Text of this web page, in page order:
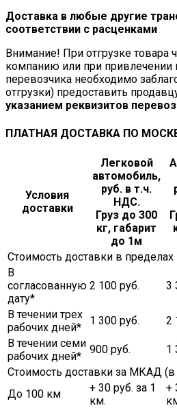
Доставка в любые другие
соответствии с расценками
Внимание! При отгрузке товара
компанию или при привлечении
перевозчика необходимо
отгрузки) предоставить
указанием реквизитов
ПЛАТНАЯ ДОСТАВКА ПО
Условия
доставки
Легковой
автомобиль,
руб. в т.ч.
НДС.
Груз до 300
кг, габарит
до 1м
Стоимость доставки в
В
согласованную
дату*
2 100 руб. 3
В течении трех
рабочих дней*
1 300 руб. 2
В течении семи
рабочих дней*
900 руб. 1
Стоимость доставки за МКАД (в
До 100 км
+ 30 руб. за 1
км.
+